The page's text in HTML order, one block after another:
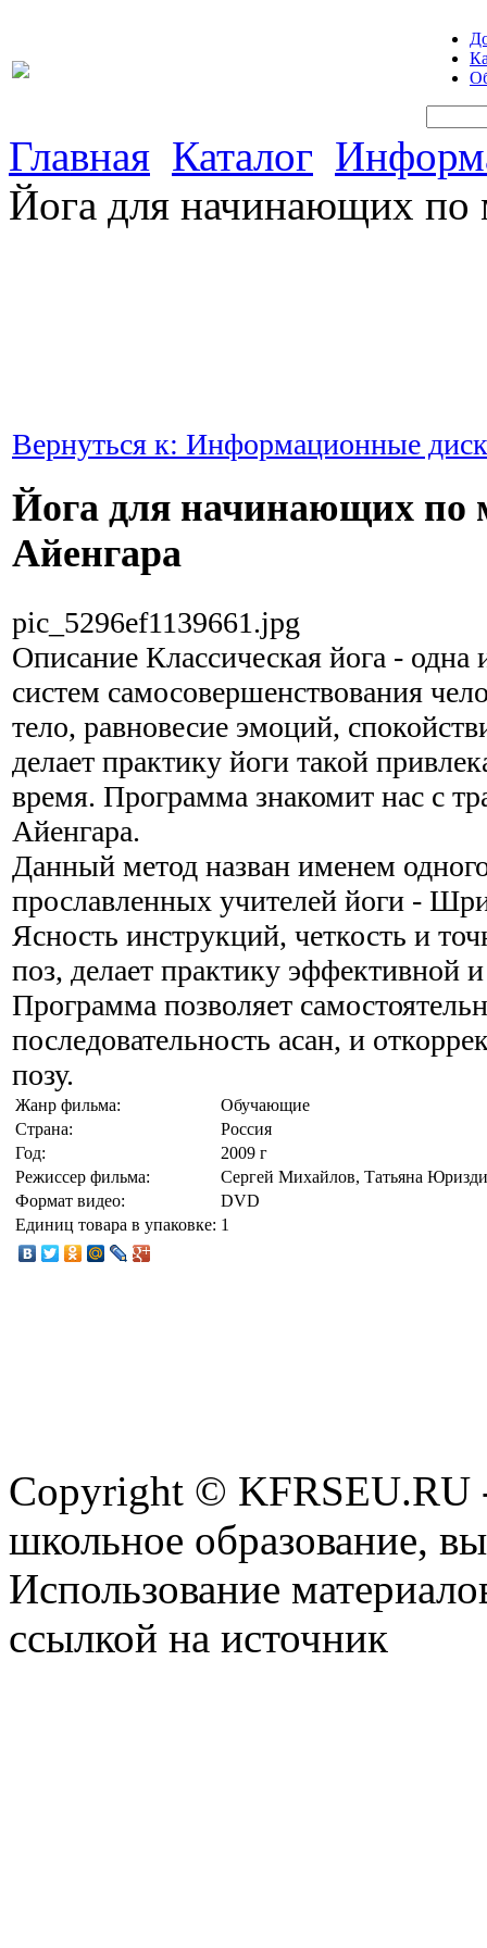
Главная Каталог
Йога для начинающих по
Вернуться к: Информационные
Йога для начинающих по
Айенгара
pic_5296ef1139661.jpg
Описание Классическая йога -
систем самосовершенствования
тело, равновесие эмоций,
делает практику йоги такой
время. Программа знакомит нас с
Айенгара.
Данный метод назван именем
прославленных учителей йоги -
Ясность инструкций, четкость и
поз, делает практику эффективной
Программа позволяет
последовательность асан, и
позу.
Жанр фильма:
Обучающие
Страна:
Россия
Год:
2009 г
Режиссер фильма:
Сергей Михайлов, Татьяна
Формат видео:
DVD
Единиц товара в упаковке: 1
Copyright © KFRSEU.RU
школьное образование,
Использование
ссылкой на источник